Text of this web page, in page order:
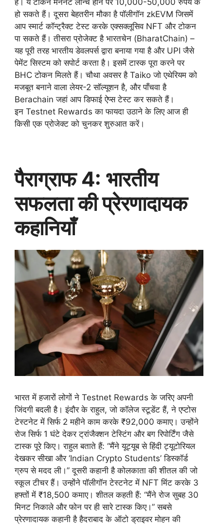
हैं। ये टोकन मेननेट लॉन्च होने पर 10,000-50,000 रुपये के
हो सकते हैं। दूसरा बेहतरीन मौका है पॉलीगॉन zkEVM जिसमें
आप स्मार्ट कॉन्ट्रैक्ट टेस्ट करके एक्सक्लूसिव NFT और टोकन
पा सकते हैं। तीसरा प्रोजेक्ट है भारतचेन (BharatChain) –
यह पूरी तरह भारतीय डेवलपर्स द्वारा बनाया गया है और UPI जैसे
पेमेंट सिस्टम को सपोर्ट करता है। इसमें टास्क पूरा करने पर
BHC टोकन मिलते हैं। चौथा अवसर है Taiko जो एथेरियम को
मजबूत बनाने वाला लेयर-2 सॉल्यूशन है, और पाँचवा है
Berachain जहां आप डिफाई ऐप्स टेस्ट कर सकते हैं।
इन Testnet Rewards का फायदा उठाने के लिए आज ही
किसी एक प्रोजेक्ट को चुनकर शुरुआत करें।
पैराग्राफ 4: भारतीय
सफलता की प्रेरणादायक
कहानियाँ
भारत में हजारों लोगों ने Testnet Rewards के जरिए अपनी
जिंदगी बदली है। इंदौर के राहुल, जो कॉलेज स्टूडेंट हैं, ने एप्टोस
टेस्टनेट में सिर्फ 2 महीने काम करके ₹92,000 कमाए। उन्होंने
रोज सिर्फ 1 घंटे देकर ट्रांजैक्शन टेस्टिंग और बग रिपोर्टिंग जैसे
टास्क पूरे किए। राहुल बताते हैं: “मैंने यूट्यूब से हिंदी ट्यूटोरियल
देखकर सीखा और ‘Indian Crypto Students’ डिस्कॉर्ड
ग्रुप से मदद ली।” दूसरी कहानी है कोलकाता की शीतल की जो
स्कूल टीचर हैं। उन्होंने पॉलीगॉन टेस्टनेट में NFT मिंट करके 3
हफ्तों में ₹18,500 कमाए। शीतल कहती हैं: “मैंने रोज सुबह 30
मिनट निकाले और फोन पर ही सारे टास्क किए।” सबसे
प्रेरणादायक कहानी है हैदराबाद के ऑटो ड्राइवर मोहन की